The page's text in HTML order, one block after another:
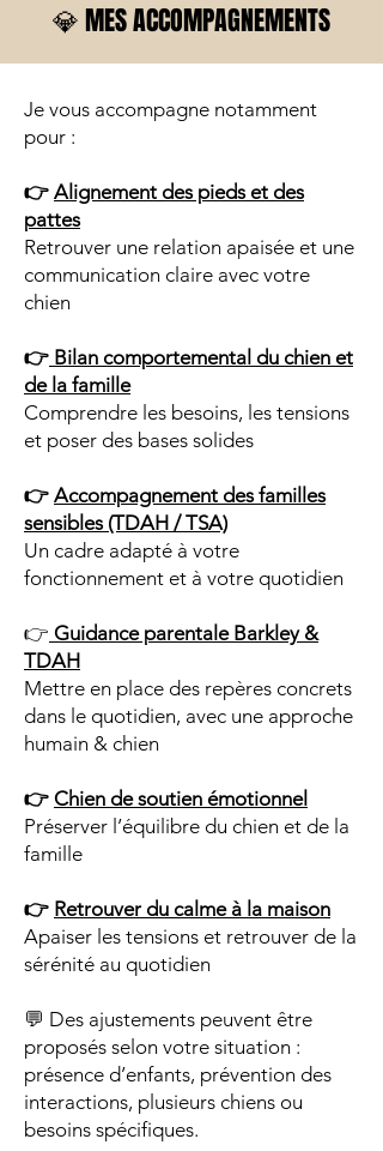
💎 MES ACCOMPAGNEMENTS
Je vous accompagne notamment
pour :
👉 Alignement des pieds et des
pattes
Retrouver une relation apaisée et une
communication claire avec votre
chien
👉 Bilan comportemental du chien et
de la famille
Comprendre les besoins, les tensions
et poser des bases solides
👉 Accompagnement des familles
sensibles (TDAH / TSA)
Un cadre adapté à votre
fonctionnement et à votre quotidien
👉 Guidance parentale Barkley &
TDAH
Mettre en place des repères concrets
dans le quotidien, avec une approche
humain & chien
👉 Chien de soutien émotionnel
Préserver l’équilibre du chien et de la
famille
👉 Retrouver du calme à la maison
Apaiser les tensions et retrouver de la
sérénité au quotidien
💬 Des ajustements peuvent être
proposés selon votre situation :
présence d’enfants, prévention des
interactions, plusieurs chiens ou
besoins spécifiques.